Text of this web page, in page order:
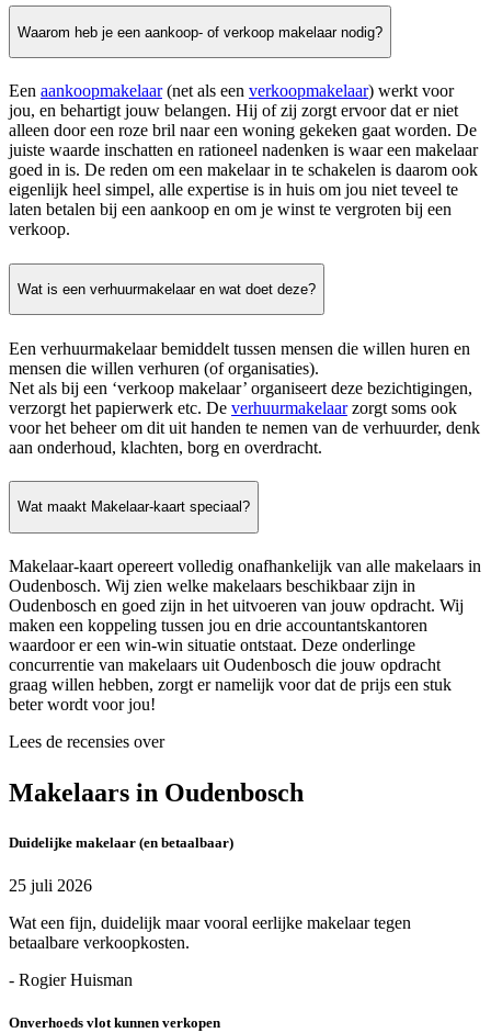
Waarom heb je een aankoop- of verkoop makelaar nodig?
Een aankoopmakelaar(net als een verkoopmakelaar) werkt voor
jou, en behartigt jouw belangen. Hij of zij zorgt ervoor dat er niet
alleen door een roze bril naar een woning gekeken gaat worden. De
juiste waarde inschatten en rationeel nadenken is waar een makelaar
goed in is. De reden om een makelaar in te schakelen is daarom ook
eigenlijk heel simpel, alle expertise is in huis om jou niet teveel te
laten betalen bij een aankoop en om je winst te vergroten bij een
verkoop.
Wat is een verhuurmakelaar en wat doet deze?
Een verhuurmakelaar bemiddelt tussen mensen die willen huren en
mensen die willen verhuren (of organisaties).
Net als bij een ‘verkoop makelaar’ organiseert deze bezichtigingen,
verzorgt het papierwerk etc. De verhuurmakelaarzorgt soms ook
voor het beheer om dit uit handen te nemen van de verhuurder, denk
aan onderhoud, klachten, borg en overdracht.
Wat maakt Makelaar-kaart speciaal?
Makelaar-kaart opereert volledig onafhankelijk van alle makelaars in
Oudenbosch. Wij zien welke makelaars beschikbaar zijn in
Oudenbosch en goed zijn in het uitvoeren van jouw opdracht. Wij
maken een koppeling tussen jou en drie accountantskantoren
waardoor er een win-win situatie ontstaat. Deze onderlinge
concurrentie van makelaars uit Oudenbosch die jouw opdracht
graag willen hebben, zorgt er namelijk voor dat de prijs een stuk
beter wordt voor jou!
Lees de recensies over
Makelaars in Oudenbosch
Duidelijke makelaar (en betaalbaar)
25 juli 2026
Wat een fijn, duidelijk maar vooral eerlijke makelaar tegen
betaalbare verkoopkosten.
- Rogier Huisman
Onverhoeds vlot kunnen verkopen